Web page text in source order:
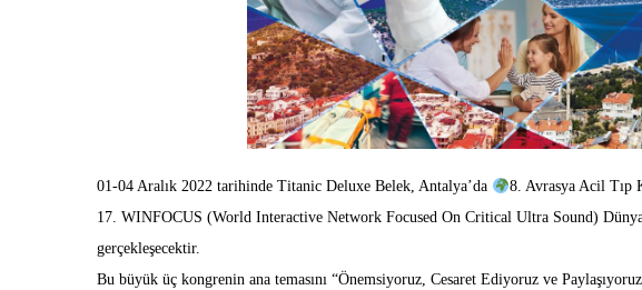
01-04 Aralık 2022 tarihinde Titanic Deluxe Belek, Antalya’da 8. Avrasya Acil Tıp
17. WINFOCUS (World Interactive Network Focused On Critical Ultra Sound)
gerçekleşecektir.
Bu büyük üç kongrenin ana temasını “Önemsiyoruz, Cesaret Ediyoruz ve